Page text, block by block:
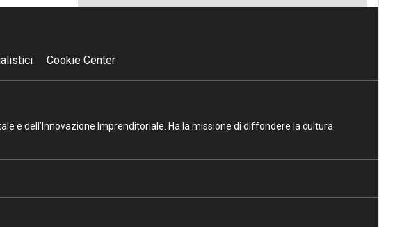
Cookie Center
e dell’Innovazione Imprenditoriale. Ha la missione di diffondere la cultura